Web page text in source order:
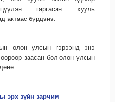
гаргасан хууль
актаас бүрдэнэ.
олон улсын гэрээнд энэ
заасан бол олон улсын
эрх зүйн зарчим